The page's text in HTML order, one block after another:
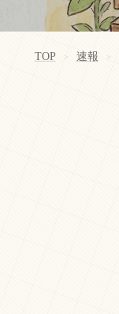
TOP > 速報 >